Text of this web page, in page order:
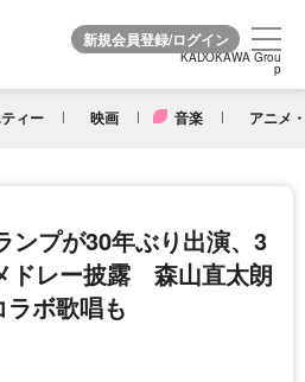
KADOKAWA Grou
p
ィー 映画 音楽 アニメ
KADOKAWA Grou
p
ンプが30年ぶり出演、3
ドレー披露 森山直太朗
ボ歌唱も